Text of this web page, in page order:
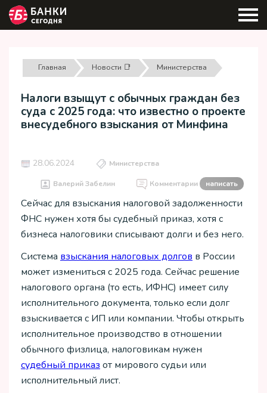
Главная Новости 📑 Министерства
Налоги взыщут с обычных граждан без
суда с 2025 года: что известно о проекте
внесудебного взыскания от Минфина
28.06.2024 Министерства
Валерий Забелин Комментарии написать
Сейчас для взыскания налоговой задолженности
ФНС нужен хотя бы судебный приказ, хотя с
бизнеса налоговики списывают долги и без него.
Система взыскания налоговых долгов в России
может измениться с 2025 года. Сейчас решение
налогового органа (то есть, ИФНС) имеет силу
исполнительного документа, только если долг
взыскивается с ИП или компании. Чтобы открыть
исполнительное производство в отношении
обычного физлица, налоговикам нужен
судебный приказ от мирового судьи или
исполнительный лист.